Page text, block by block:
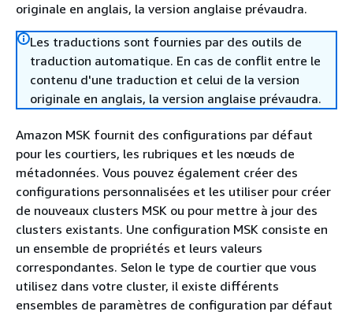
originale en anglais, la version anglaise prévaudra.
Les traductions sont fournies par des outils de
traduction automatique. En cas de conflit entre le
contenu d'une traduction et celui de la version
originale en anglais, la version anglaise prévaudra.
Amazon MSK fournit des configurations par défaut
pour les courtiers, les rubriques et les nœuds de
métadonnées. Vous pouvez également créer des
configurations personnalisées et les utiliser pour créer
de nouveaux clusters MSK ou pour mettre à jour des
clusters existants. Une configuration MSK consiste en
un ensemble de propriétés et leurs valeurs
correspondantes. Selon le type de courtier que vous
utilisez dans votre cluster, il existe différents
ensembles de paramètres de configuration par défaut